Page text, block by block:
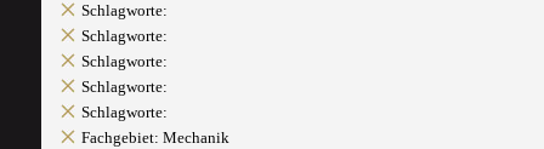
Schlagworte:
Schlagworte:
Schlagworte:
Schlagworte:
Schlagworte:
Fachgebiet: Mechanik